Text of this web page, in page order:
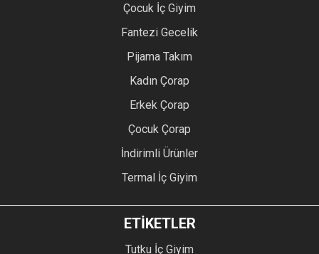
Çocuk İç Giyim
Fantezi Gecelik
Pijama Takım
Kadın Çorap
Erkek Çorap
Çocuk Çorap
İndirimli Ürünler
Termal İç Giyim
ETİKETLER
Tutku İç Giyim